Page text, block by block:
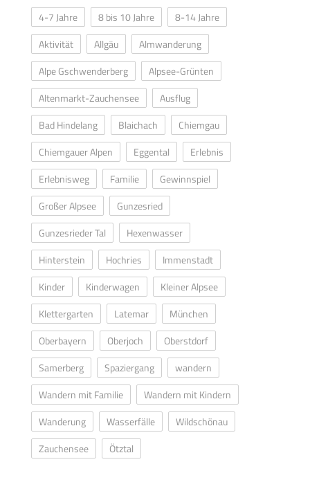
4-7 Jahre 8 bis 10 Jahre
8-14 Jahre
Aktivität
Allgäu
Almwanderung
Alpe Gschwenderberg
Alpsee-Grünten
Altenmarkt-Zauchensee
Ausflug
Bad Hindelang
Blaichach
Chiemgau
Chiemgauer Alpen
Eggental
Erlebnis
Erlebnisweg
Familie
Gewinnspiel
Großer Alpsee
Gunzesried
Gunzesrieder Tal
Hexenwasser
Hinterstein
Hochries
Immenstadt
Kinder
Kinderwagen
Kleiner Alpsee
Klettergarten
Latemar
München
Oberbayern
Oberjoch
Oberstdorf
Samerberg
Spaziergang
wandern
Wandern mit Familie
Wandern mit Kindern
Wanderung
Wasserfälle
Wildschönau
Zauchensee
Ötztal